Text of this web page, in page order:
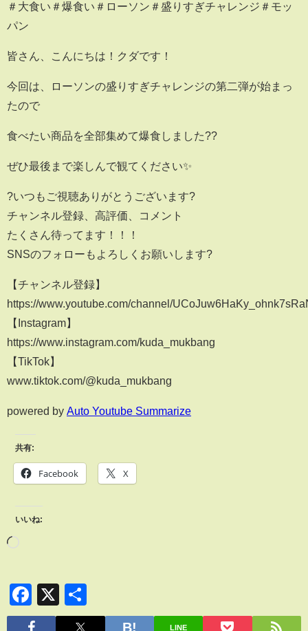
＃大食い＃爆食い＃ローソン＃盛りすぎチャレンジ＃モッ
パン
皆さん、こんにちは！クダです！
今回は、ローソンの盛りすぎチャレンジの第二弾が始まっ
たので
食べたい商品を全部集めて爆食しました??
ぜひ最後まで楽しんで観てください✨
?いつもご視聴ありがとうございます?
チャンネル登録、高評価、コメント
たくさん待ってます！！！
SNSのフォローもよろしくお願いします?
【チャンネル登録】
https://www.youtube.com/channel/
【Instagram】
https://www.instagram.com/kuda_mukbang
【TikTok】
www.tiktok.com/@kuda_mukbang
powered by Auto Youtube Summarize
共有:
Facebook X
いいね:
Facebook
X
有
LINE